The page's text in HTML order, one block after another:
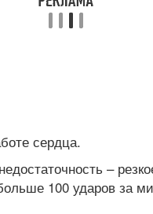
сердца.
–
100 ударов за